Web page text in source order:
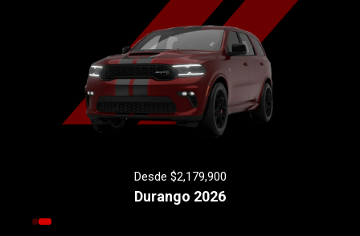
Desde $2,179,900
Durango 2026